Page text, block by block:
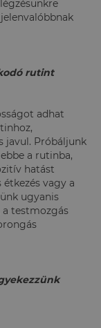
rutint
adhat
javul. Próbáljunk
a rutinba,
hatást
vagy a
ugyanis
a testmozgás